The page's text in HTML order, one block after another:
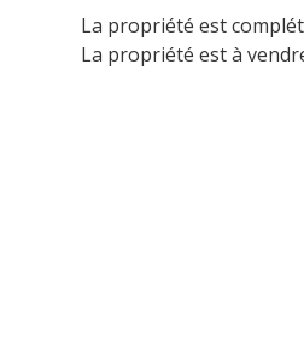
La propriété est
La propriété est à